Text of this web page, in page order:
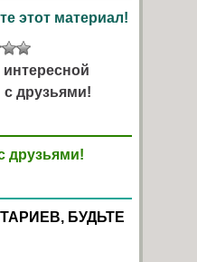
этот материал!
друзьями!
друзьями!
БУДЬТЕ